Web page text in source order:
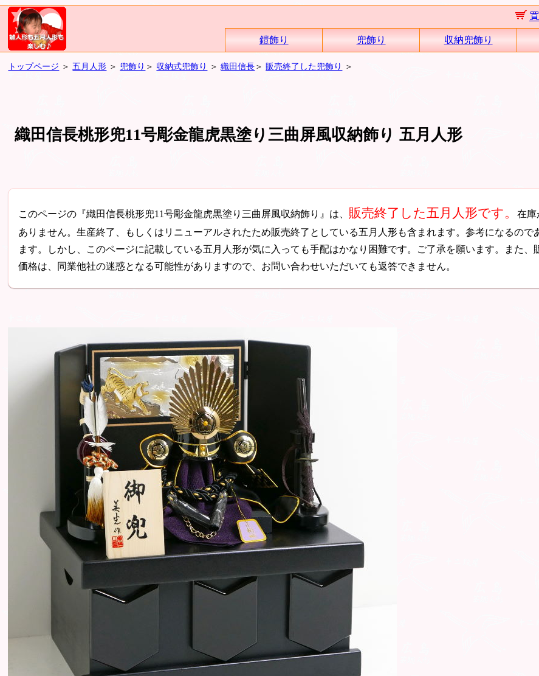
鎧飾り 兜飾り 収納兜飾り
トップページ ＞五月人形 ＞ 兜飾り ＞ 収納式兜飾り ＞織田信長＞販売終了した兜飾り ＞
織田信長桃形兜11号彫金龍虎黒塗り三曲屏風収納飾り 五月人形
このページの『織田信長桃形兜11号彫金龍虎黒塗り三曲屏風収納飾り』は、 販売終了した五月人形です。在庫
ありません。生産終了、もしくはリニューアルされたため販売終了としている五月人形も含まれます。参考になるので
ます。しかし、このページに記載している五月人形が気に入っても手配はかなり困難です。ご了承を願います。また、
価格は、同業他社の迷惑となる可能性がありますので、お問い合わせいただいても返答できません。